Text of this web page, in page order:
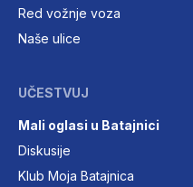
Red vožnje voza
Naše ulice
UČESTVUJ
Mali oglasi u Batajnici
Diskusije
Klub Moja Batajnica